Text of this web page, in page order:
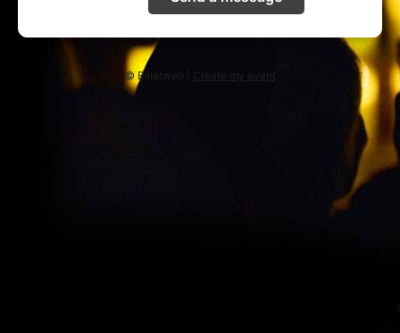
© Billetweb | Create my event